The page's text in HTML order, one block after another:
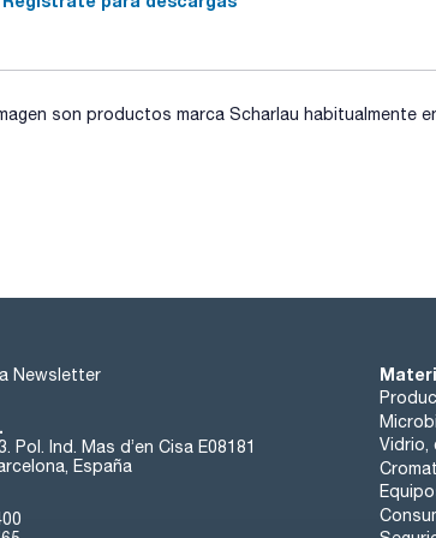
son productos marca Scharlau habitualmente
Newsletter
Pol. Ind. Mas d’en Cisa E08181
España
Vidrio,